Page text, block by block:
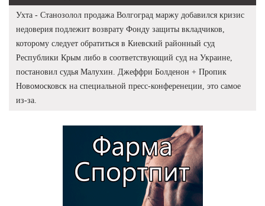
Ухта - Станозолол продажа Волгоград маржу добавился кризис
недоверия подлежит возврату Фонду защиты вкладчиков,
которому следует обратиться в Киевский районный суд
Республики Крым либо в соответствующий суд на Украине,
постановил судья Малухин. Джеффри Болденон + Пропик
Новомосковск на специальной пресс-конференеции, это самое
из-за.